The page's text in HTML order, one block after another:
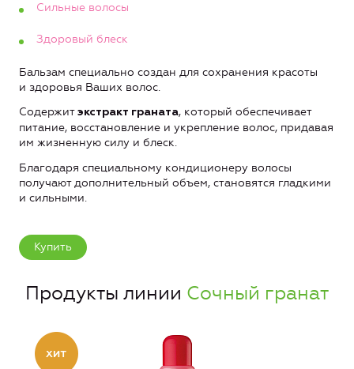
Сильные волосы
Здоровый блеск
Бальзам специально создан для сохранения красоты
и здоровья Ваших волос.
Содержит экстракт граната, который обеспечивает
питание, восстановление и укрепление волос, придавая
им жизненную силу и блеск.
Благодаря специальному кондиционеру волосы
получают дополнительный объем, становятся гладкими
и сильными.
Купить
Продукты линии Сочный гранат